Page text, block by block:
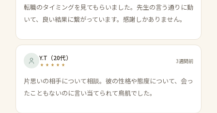
転職のタイミングを見てもらいました。先生の言う通りに動
いて、良い結果に繋がっています。感謝しかありません。
Y.T （20代） 3週間前
片思いの相手について相談。彼の性格や態度について、会っ
たこともないのに言い当てられて鳥肌でした。